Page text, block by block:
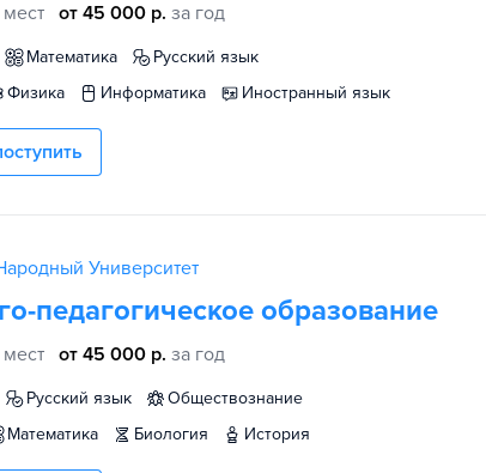
от 45 000 р. за год
математика
русский язык
физика информатика иностранный язык
Университет
педагогическое образование
от 45 000 р. за год
русский язык
обществознание
математика биология история